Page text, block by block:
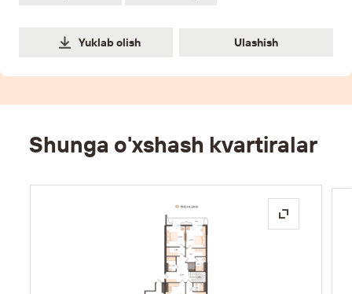
Yuklab olish Ulashish
Ulashish
Shunga o'xshash kvartiralar